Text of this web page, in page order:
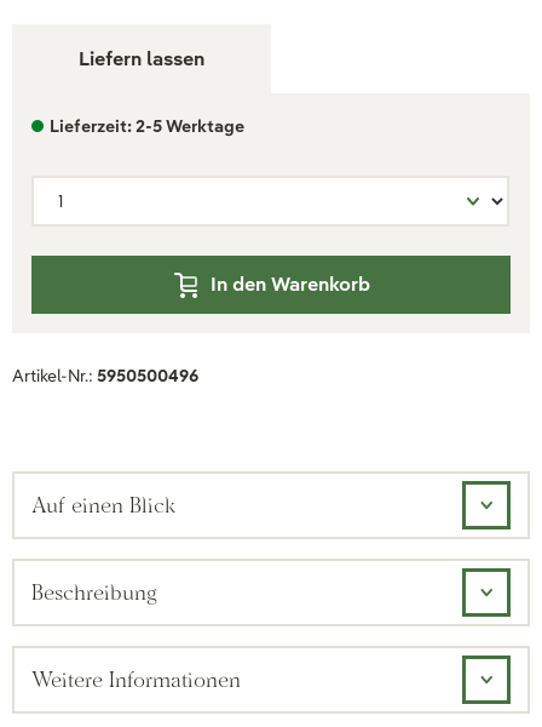
Liefern lassen
Lieferzeit: 2-5 Werktage
In den Warenkorb
Artikel-Nr.: 5950500496
Auf einen Blick
Beschreibung
Weitere Informationen